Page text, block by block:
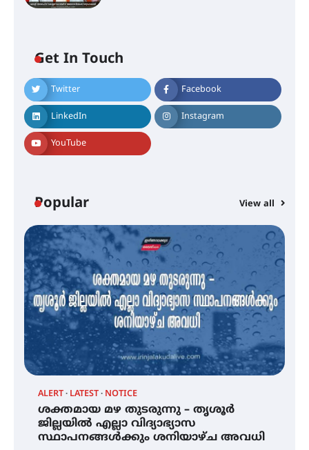
Get In Touch
Twitter Facebook
LinkedIn Instagram
YouTube
Popular View all
ALERT LATEST NOTICE
ശക്തമായ മഴ തുടരുന്നു – തൃശൂർ
ജില്ലയിൽ എല്ലാ വിദ്യാഭ്യാസ
സ്ഥാപനങ്ങൾക്കും ശനിയാഴ്ച അവധി
എം.ജി. യൂണിവേഴ്‌സിറ്റിയിൽ നിന്ന്
ഇംഗ്ളീഷ് സാഹിത്യത്തിൽ
ഡോക്ടറേറ്റ് നേടിയ എൻ. ആര്യ
വെള്ളിയാഴ്ച സ്‌ക്രീൻ ചെയ്യുന്നു
സെന്റ് ജോസഫ്സ് കോളജ്
കോമേഴ്‌സ് അസോസിയേഷന്
തുടക്കമായി
കോമേഴ്സ് എക്സ്പോയുമായി
എസ് എൻ ഹയർ സെക്കൻഡറി
വിദ്യാർത്ഥികൾ
സർഗ്ഗസാഹിതി- കവിതാസംഗമം
2026 കവിതാ ചർച്ച കാട്ടൂർ, ടി. കെ.
ബാലൻ ഹാളിൽ 16ന്